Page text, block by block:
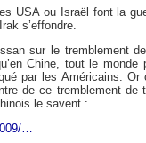
USA ou Israël font la
s’effondre.
sur le tremblement
Chine, tout le monde
par les Américains. Or
de ce tremblement de
le savent :
…